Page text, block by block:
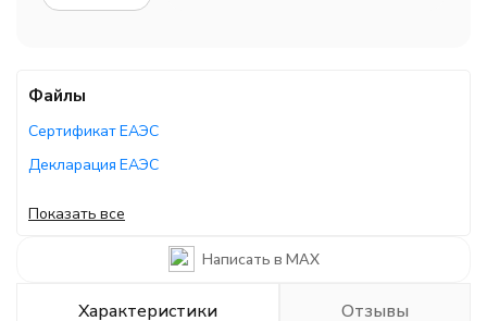
Файлы
Сертификат ЕАЭС
Декларация ЕАЭС
Руководство по эксплуатации
Показать все
Написать в MAX
Характеристики Отзывы